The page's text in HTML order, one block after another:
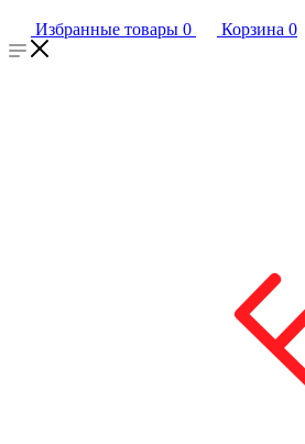
Избранные товары 0 Корзина 0